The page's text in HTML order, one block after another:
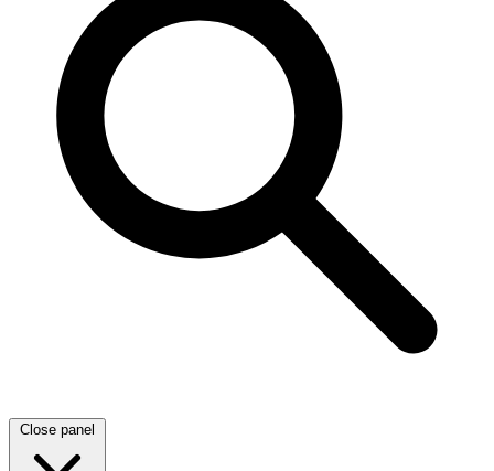
Close panel